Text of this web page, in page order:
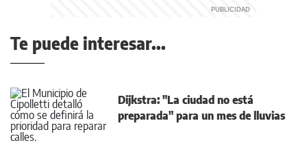
Te puede interesar...
Dijkstra: "La ciudad no está
preparada" para un mes de lluvias